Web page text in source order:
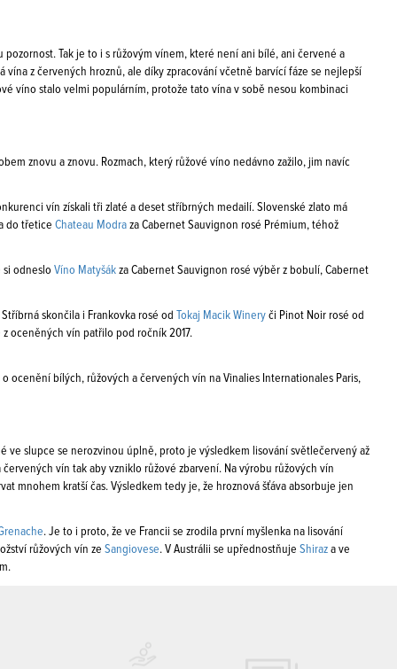
Tak je to i s růžovým vínem, které není ani bílé, ani červené a
vína z červených hroznů, ale díky zpracování včetně barvící fáze se nejlepší
víno stalo velmi populárním, protože tato vína v sobě nesou kombinaci
znovu a znovu. Rozmach, který růžové víno nedávno zažilo, jim navíc
vín získali tři zlaté a deset stříbrných medailí. Slovenské zlato má
do třetice Chateau Modra za Cabernet Sauvignon rosé Prémium, téhož
odneslo Víno Matyšák za Cabernet Sauvignon rosé výběr z bobulí, Cabernet
Stříbrná skončila i Frankovka rosé od Tokaj Macik Winery či Pinot Noir rosé od
z oceněných vín patřilo pod ročník 2017.
ocenění bílých, růžových a červených vín na Vinalies Internationales Paris,
ve slupce se nerozvinou úplně, proto je výsledkem lisování světlečervený až
vín tak aby vzniklo růžové zbarvení. Na výrobu růžových vín
mnohem kratší čas. Výsledkem tedy je, že hroznová šťáva absorbuje jen
. Je to i proto, že ve Francii se zrodila první myšlenka na lisování
růžových vín ze Sangiovese. V Austrálii se upřednostňuje Shiraz a ve